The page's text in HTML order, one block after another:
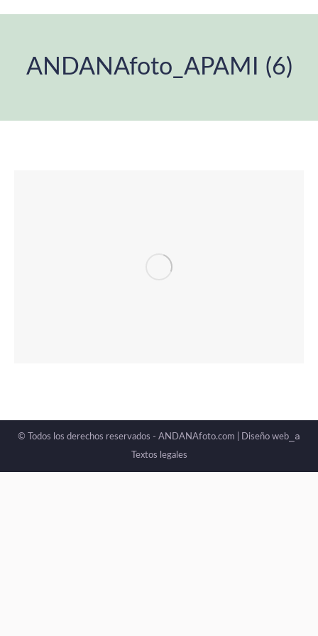
ANDANAfoto_APAMI (6)
© Todos los derechos reservados - ANDANAfoto.com | Diseño web _a
Textos legales